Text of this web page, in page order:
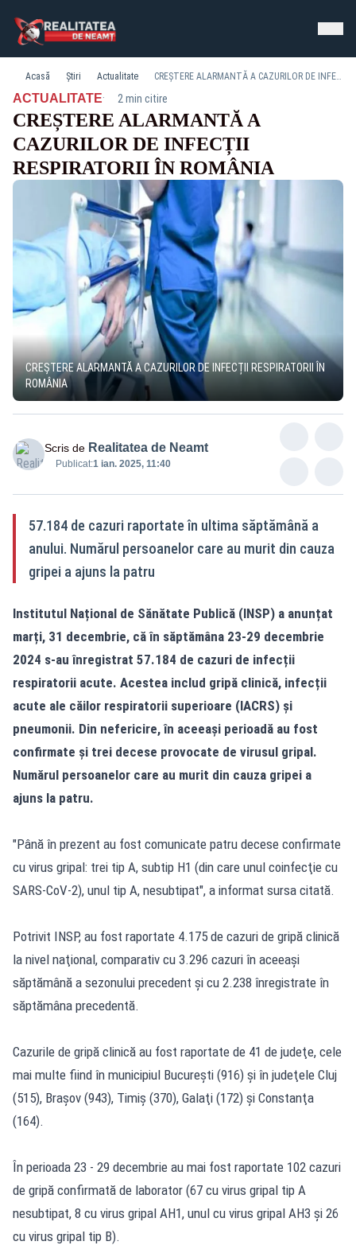
Acasă Știri Actualitate CREȘTERE ALARMANTĂ A CAZURILOR DE INFECȚII RESPIRATORII ÎN ROMÂNIA
ACTUALITATE· 2 min citire
CREȘTERE ALARMANTĂ A
CAZURILOR DE INFECȚII
RESPIRATORII ÎN ROMÂNIA
CREȘTERE ALARMANTĂ A CAZURILOR DE INFECȚII RESPIRATORII ÎN
ROMÂNIA
Scris de Realitatea de Neamt
Publicat:1 ian. 2025, 11:40
57.184 de cazuri raportate în ultima săptămână a
anului. Numărul persoanelor care au murit din cauza
gripei a ajuns la patru
Institutul Național de Sănătate Publică (INSP) a anunțat
marți, 31 decembrie, că în săptămâna 23-29 decembrie
2024 s-au înregistrat 57.184 de cazuri de infecții
respiratorii acute. Acestea includ gripă clinică, infecții
acute ale căilor respiratorii superioare (IACRS) și
pneumonii. Din nefericire, în aceeași perioadă au fost
confirmate și trei decese provocate de virusul gripal.
Numărul persoanelor care au murit din cauza gripei a
ajuns la patru.
"Până în prezent au fost comunicate patru decese confirmate
cu virus gripal: trei tip A, subtip H1 (din care unul coinfecţie cu
SARS-CoV-2), unul tip A, nesubtipat", a informat sursa citată.
Potrivit INSP, au fost raportate 4.175 de cazuri de gripă clinică
la nivel naţional, comparativ cu 3.296 cazuri în aceeaşi
săptămână a sezonului precedent şi cu 2.238 înregistrate în
săptămâna precedentă.
Cazurile de gripă clinică au fost raportate de 41 de judeţe, cele
mai multe fiind în municipiul Bucureşti (916) şi în judeţele Cluj
(515), Braşov (943), Timiş (370), Galaţi (172) şi Constanţa
(164).
În perioada 23 - 29 decembrie au mai fost raportate 102 cazuri
de gripă confirmată de laborator (67 cu virus gripal tip A
nesubtipat, 8 cu virus gripal AH1, unul cu virus gripal AH3 şi 26
cu virus gripal tip B).